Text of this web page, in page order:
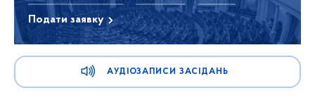
Подати заявку
АУДІОЗАПИСИ ЗАСІДАНЬ